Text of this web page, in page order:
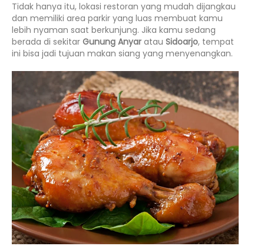
Tidak hanya itu, lokasi restoran yang mudah dijangkau
dan memiliki area parkir yang luas membuat kamu
lebih nyaman saat berkunjung. Jika kamu sedang
berada di sekitar Gunung Anyar atau Sidoarjo, tempat
ini bisa jadi tujuan makan siang yang menyenangkan.